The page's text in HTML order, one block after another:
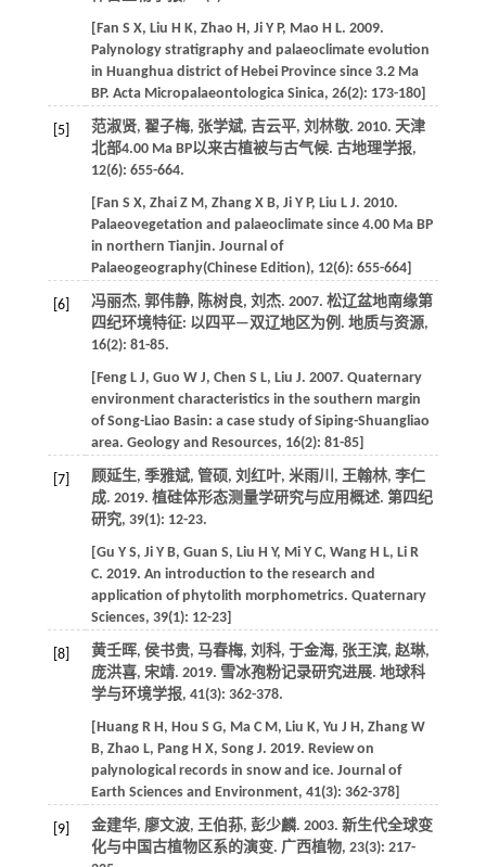
[ Fan S X, Liu H K, Zhao H , Ji Y P, Mao H L. 2009.
Palynology stratigraphy and palaeoclimate evolution
in Huanghua district of Hebei Province since 3.2 Ma
BP. Acta Micropalaeontologica Sinica, 26(2): 173-180]
[5] 范淑贤, 翟子梅, 张学斌, 吉云平, 刘林敬. 2010. 天津
北部4.00 Ma BP以来古植被与古气候. 古地理学报,
12(6): 655-664.
[ Fan S X, Zhai Z M , Zhang X B, Ji Y P, Liu L J. 2010.
Palaeovegetation and palaeoclimate since 4.00 Ma BP
in northern Tianjin. Journal of
Palaeogeography(Chinese Edition), 12(6): 655-664]
[6] 冯丽杰, 郭伟静, 陈树良, 刘杰. 2007. 松辽盆地南缘第
四纪环境特征: 以四平—双辽地区为例. 地质与资源,
16(2): 81-85.
[ Feng L J, Guo W J, Chen S L, Liu J. 2007. Quaternary
environment characteristics in the southern margin
of Song-Liao Basin: a case study of Siping-Shuangliao
area. Geology and Resources, 16(2): 81-85]
[7]
顾延生, 季雅斌, 管硕, 刘红叶, 米雨川, 王翰林, 李仁
成. 2019. 植硅体形态测量学研究与应用概述. 第四纪
研究, 39(1): 12-23.
[Gu Y S, Ji Y B, Guan S, Liu H Y, Mi Y C, Wang H L, Li R
C. 2019. An introduction to the research and
application of phytolith morphometrics. Quaternary
Sciences, 39(1): 12-23]
[8]
黄壬晖, 侯书贵, 马春梅, 刘科, 于金海, 张王滨, 赵琳,
庞洪喜, 宋靖. 2019. 雪冰孢粉记录研究进展. 地球科
学与环境学报, 41(3): 362-378.
[ Huang R H , Hou S G, Ma C M , Liu K, Yu J H , Zhang W
B, Zhao L, Pang H X, Song J. 2019. Review on
palynological records in snow and ice. Journal of
Earth Sciences and Environment, 41(3): 362-378]
[9] 金建华, 廖文波, 王伯荪, 彭少麟. 2003. 新生代全球变
化与中国古植物区系的演变. 广西植物, 23(3): 217-